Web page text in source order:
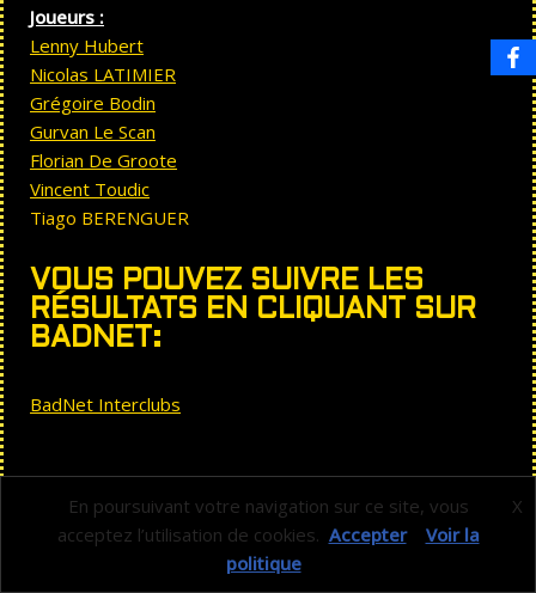
Joueurs :
Lenny Hubert
Nicolas LATIMIER
Grégoire Bodin
Gurvan Le Scan
Florian De Groote
Vincent Toudic
Tiago BERENGUER
VOUS POUVEZ SUIVRE LES
RÉSULTATS EN CLIQUANT SUR
BADNET:
BadNet Interclubs
Se connecter
En poursuivant votre navigation sur ce site, vous
acceptez l’utilisation de cookies.
X
Accepter
Voir la
politique